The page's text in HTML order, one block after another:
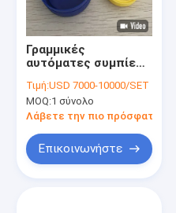
Γραμμικές
αυτόματες συμπίεση
βιδών μπουκαλιών
αναστολής και
κεφαλή κοχλίου
Τιμή:USD 7000-10000/SET
MOQ:1 σύνολο
Λάβετε την πιο πρόσφατη
Επικοινωνήστε